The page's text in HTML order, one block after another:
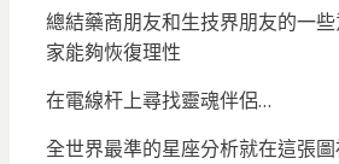
總結藥商朋友和生技界朋友的一
家能夠恢復理性
在電線杆上尋找靈魂伴侶…
全世界最準的星座分析就在這張圖